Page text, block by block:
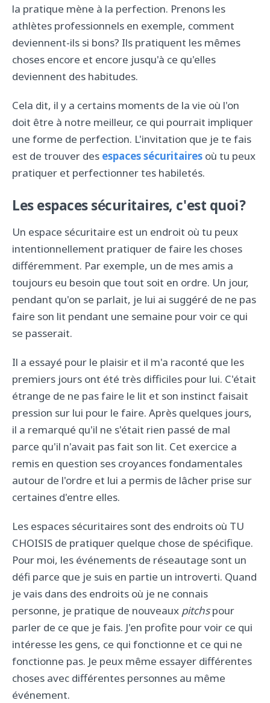
la pratique mène à la perfection. Prenons les
athlètes professionnels en exemple, comment
deviennent-ils si bons? Ils pratiquent les mêmes
choses encore et encore jusqu'à ce qu'elles
deviennent des habitudes.
Cela dit, il y a certains moments de la vie où l'on
doit être à notre meilleur, ce qui pourrait impliquer
une forme de perfection. L'invitation que je te fais
est de trouver des espaces sécuritaires où tu peux
pratiquer et perfectionner tes habiletés.
Les espaces sécuritaires, c'est quoi?
Un espace sécuritaire est un endroit où tu peux
intentionnellement pratiquer de faire les choses
différemment. Par exemple, un de mes amis a
toujours eu besoin que tout soit en ordre. Un jour,
pendant qu'on se parlait, je lui ai suggéré de ne pas
faire son lit pendant une semaine pour voir ce qui
se passerait.
Il a essayé pour le plaisir et il m'a raconté que les
premiers jours ont été très difficiles pour lui. C'était
étrange de ne pas faire le lit et son instinct faisait
pression sur lui pour le faire. Après quelques jours,
il a remarqué qu'il ne s'était rien passé de mal
parce qu'il n'avait pas fait son lit. Cet exercice a
remis en question ses croyances fondamentales
autour de l'ordre et lui a permis de lâcher prise sur
certaines d'entre elles.
Les espaces sécuritaires sont des endroits où TU
CHOISIS de pratiquer quelque chose de spécifique.
Pour moi, les événements de réseautage sont un
défi parce que je suis en partie un introverti. Quand
je vais dans des endroits où je ne connais
personne, je pratique de nouveaux pitchspour
parler de ce que je fais. J'en profite pour voir ce qui
intéresse les gens, ce qui fonctionne et ce qui ne
fonctionne pas. Je peux même essayer différentes
choses avec différentes personnes au même
événement.